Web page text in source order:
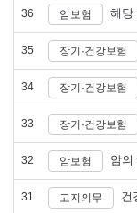
36 암보험 해당
35 장기·건강보험
34 장기·건강보험
33 장기·건강보험
32 암보험 암의
31 고지의무 건